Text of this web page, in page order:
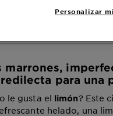
agosto 06,
marrones,
para una
le gusta el limón? Este
helado, una
Personalizar